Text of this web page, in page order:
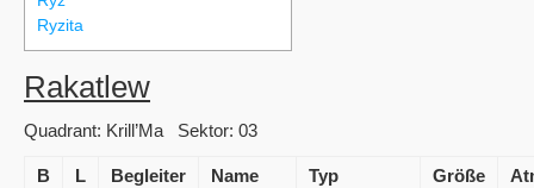
Ryzita
Rakatlew
Quadrant: Krill’Ma Sektor: 03
B L Begleiter Name Typ Größe